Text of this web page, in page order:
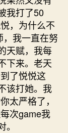
我打了50
，为什么不
，我一直在努
天赋，我每
下来。老天
了悦悦这
该打她。我
太严格了，
次game我